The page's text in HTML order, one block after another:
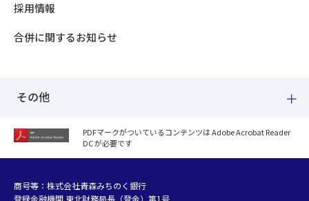
採用情報
合併に関するお知らせ
その他
紛失した場合
個人データおよび法人情報に関するグループ共同利用について
PDFマークがついているコンテンツは Adobe Acrobat Reader
DC が必要です
商号等：株式会社青森みちのく銀行